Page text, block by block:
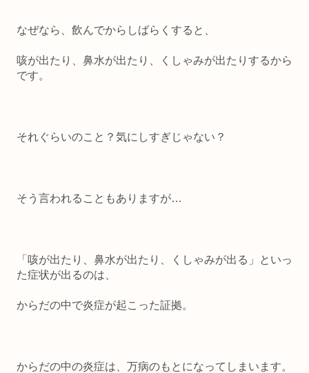
なぜなら、飲んでからしばらくすると、
咳が出たり、鼻水が出たり、くしゃみが出たりするから
です。
それぐらいのこと？気にしすぎじゃない？
そう言われることもありますが…
「咳が出たり、鼻水が出たり、くしゃみが出る」といっ
た症状が出るのは、
からだの中で炎症が起こった証拠。
からだの中の炎症は、万病のもとになってしまいます。